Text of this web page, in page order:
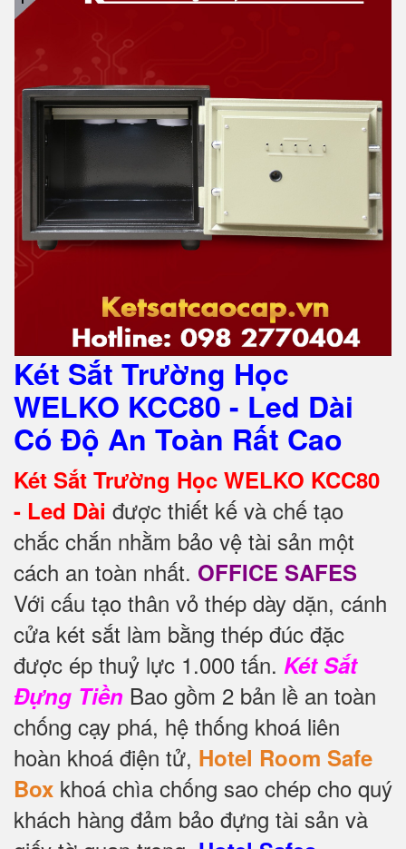
Két Sắt Trường Học
WELKO KCC80 - Led Dài
Có Độ An Toàn Rất Cao
Két Sắt Trường Học WELKO KCC80
- Led Dài được thiết kế và chế tạo
chắc chắn nhằm bảo vệ tài sản một
cách an toàn nhất. OFFICE SAFES
Với cấu tạo thân vỏ thép dày dặn, cánh
cửa két sắt làm bằng thép đúc đặc
được ép thuỷ lực 1.000 tấn. Két Sắt
Đựng Tiền Bao gồm 2 bản lề an toàn
chống cạy phá, hệ thống khoá liên
hoàn khoá điện tử, Hotel Room Safe
Box khoá chìa chống sao chép cho quý
khách hàng đảm bảo đựng tài sản và